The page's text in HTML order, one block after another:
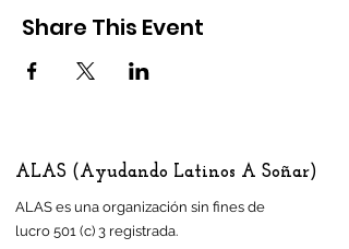
Share This Event
ALAS (Ayudando Latinos A Soñar)
ALAS es una organización sin fines de
lucro 501 (c) 3 registrada.